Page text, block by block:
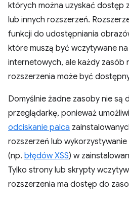
których można uzyskać dostęp
lub innych rozszerzeń.
funkcji do udostępniania
które muszą być wczytywane
internetowych, ale każdy zasób
rozszerzenia może być
Domyślnie żadne zasoby nie są
przeglądarkę, ponieważ
odciskanie palca
rozszerzeń lub
(np. błędów XSS) w
Tylko strony lub skrypty
rozszerzenia ma dostęp do